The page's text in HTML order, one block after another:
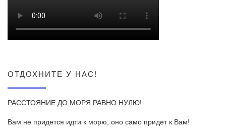
ОТДОХНИТЕ У НАС!
РАССТОЯНИЕ ДО МОРЯ РАВНО НУЛЮ!
Вам не придется идти к морю, оно само придет к Вам!